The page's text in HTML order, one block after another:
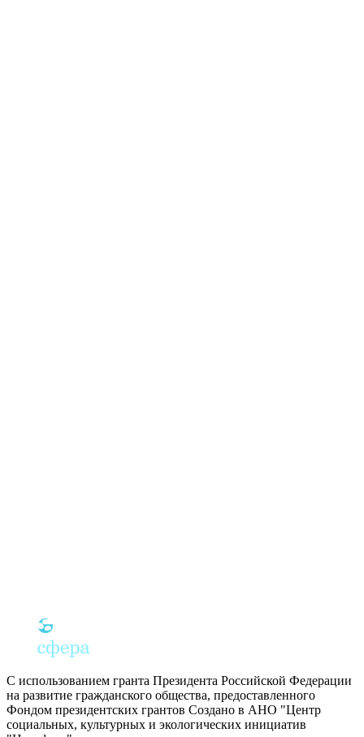
С использованием гранта Президента Российской Федерации
на развитие гражданского общества, предоставленного
Фондом президентских грантов Создано в АНО "Центр
социальных, культурных и экологических инициатив